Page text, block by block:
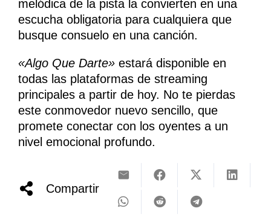
melódica de la pista la convierten en una
escucha obligatoria para cualquiera que
busque consuelo en una canción.
«Algo Que Darte» estará disponible en
todas las plataformas de streaming
principales a partir de hoy. No te pierdas
este conmovedor nuevo sencillo, que
promete conectar con los oyentes a un
nivel emocional profundo.
Compartir